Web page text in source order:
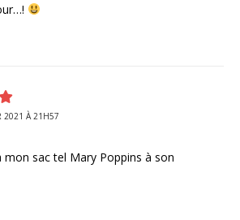
2021 À 21H57
mon sac tel Mary Poppins à son